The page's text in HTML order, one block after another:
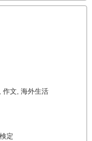
作文 海外生活
定